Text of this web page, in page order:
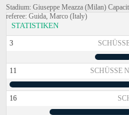
Stadium: Giuseppe Meazza (Milan)
referee: Guida, Marco (Italy)
STATISTIKEN
3
11 SCHÜSSE
16